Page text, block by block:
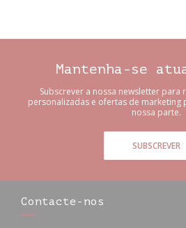
Mantenha-se
Subscrever a nossa newsletter para
personalizadas e ofertas de
nossa parte.
SUBSCREVER
Contacte-nos